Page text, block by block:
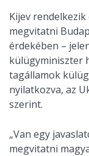
Kijev
megvitatni
érdekében –
külügyminiszter
tagállamok
nyilatkozva, az
szerint.
„Van egy
megvitatni